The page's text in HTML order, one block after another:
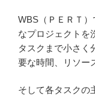
WBS（ＰＥＲＴ
なプロジェクトを
タスクまで小さく
要な時間、リソー
そして各タスクの